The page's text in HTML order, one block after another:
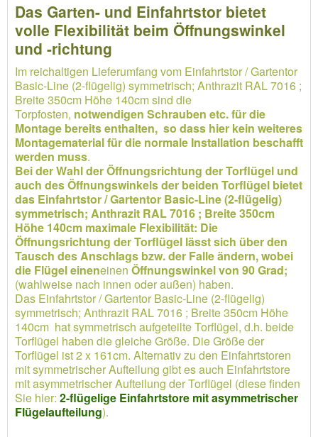
Das Garten- und Einfahrtstor bietet
volle Flexibilität beim Öffnungswinkel
und -richtung
Im reichaltigen Lieferumfang vom Einfahrtstor / Gartentor
Basic-Line (2-flügelig) symmetrisch; Anthrazit RAL 7016 ;
Breite 350cm Höhe 140cm sind die
Torpfosten, notwendigen Schrauben etc. für die
Montage bereits enthalten, so dass hier kein weiteres
Montagematerial für die normale Installation beschafft
werden muss.
Bei der Wahl der Öffnungsrichtung der Torflügel und
auch des Öffnungswinkels der beiden Torflügel bietet
das Einfahrtstor / Gartentor Basic-Line (2-flügelig)
symmetrisch; Anthrazit RAL 7016 ; Breite 350cm
Höhe 140cm maximale Flexibilität: Die
Öffnungsrichtung der Torflügel lässt sich über den
Tausch des Anschlags bzw. der Falle ändern, wobei
die Flügel eineneinen Öffnungswinkel von 90 Grad;
(wahlweise nach innen oder außen) haben.
Das Einfahrtstor / Gartentor Basic-Line (2-flügelig)
symmetrisch; Anthrazit RAL 7016 ; Breite 350cm Höhe
140cm hat symmetrisch aufgeteilte Torflügel, d.h. beide
Torflügel haben die gleiche Größe. Die Größe der
Torflügel ist 2 x 161cm. Alternativ zu den Einfahrtstoren
mit symmetrischer Aufteilung gibt es auch Einfahrtstore
mit asymmetrischer Aufteilung der Torflügel (diese finden
Sie hier: 2-flügelige Einfahrtstore mit asymmetrischer
Flügelaufteilung).